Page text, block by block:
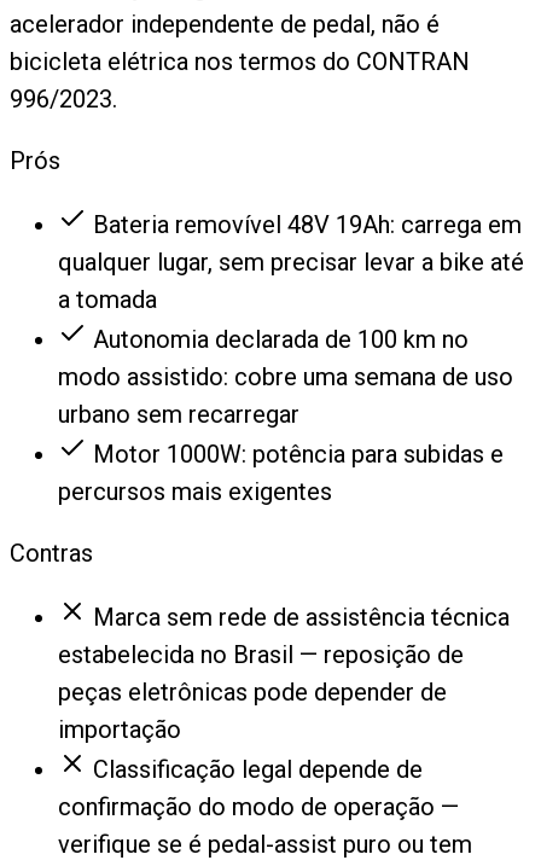
acelerador independente de pedal, não é
bicicleta elétrica nos termos do CONTRAN
996/2023.
Prós
Bateria removível 48V 19Ah: carrega em
qualquer lugar, sem precisar levar a bike até
a tomada
Autonomia declarada de 100 km no
modo assistido: cobre uma semana de uso
urbano sem recarregar
Motor 1000W: potência para subidas e
percursos mais exigentes
Contras
Marca sem rede de assistência técnica
estabelecida no Brasil — reposição de
peças eletrônicas pode depender de
importação
Classificação legal depende de
confirmação do modo de operação —
verifique se é pedal-assist puro ou tem